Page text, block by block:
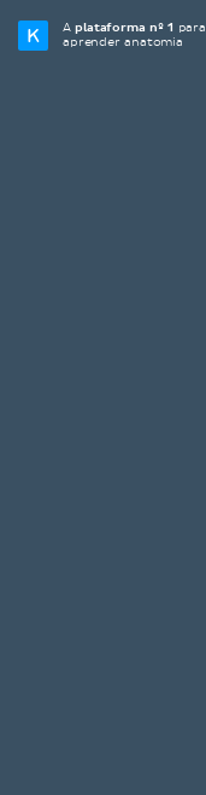
Aplataforma nº 1 para
aprender anatomia